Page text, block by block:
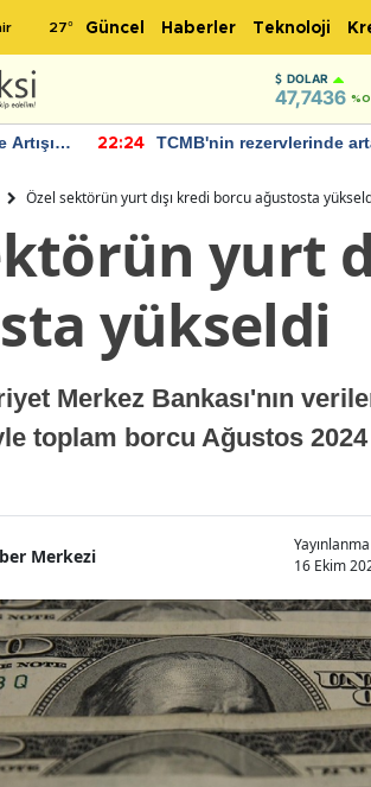
27° Güncel Haberler Teknoloji
DOLAR
47,7436
Artışı
22:24
TCMB'nin rezervlerinde
Özel sektörün yurt dışı kredi borcu ağustosta
yurt
yükseldi
Merkez Bankası'nın
toplam borcu Ağustos
Merkezi
Yayınlanma
16 Ekim